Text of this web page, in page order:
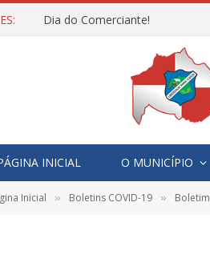
Dia do Comerciante!
INICIAL O MUNICÍPIO
Inicial » Boletins COVID-19 »